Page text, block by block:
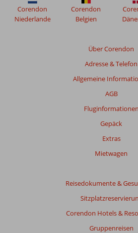
Hotel
Zeytinada
Über Corendon
Adresse & Telefon
Allgemeine
AGB
Fluginformationen
Gepäck
Extras
Mietwagen
Reisedokumente &
Corendon Hotels &
Gruppenreisen
Corendon
Niederlande
Corendon
Belgien